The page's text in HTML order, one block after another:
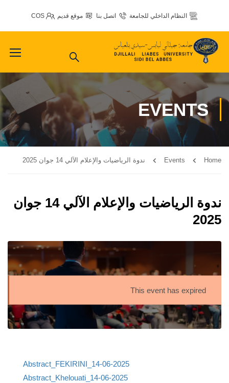
النظام الداخلي للجامعة اتصل بنا موقع قديم COS
EVENTS
Home
Events ندوة الرياضيات والإعلام الآلي 14 جوان 2025
ندوة الرياضيات والإعلام الآلي 14 جوان
2025
This event has expired
Abstract_FEKIRINI_14-06-2025
Abstract_Khelouati_14-06-2025